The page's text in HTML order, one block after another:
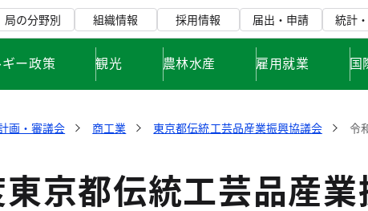
局の分野別 組織情報 採用情報 届出・申請 統計
ー政策 観光 農林水産 雇用就業 国
画・審議会 商工業 東京都伝統工芸品産業振興協議会 令
京都伝統工芸品産業